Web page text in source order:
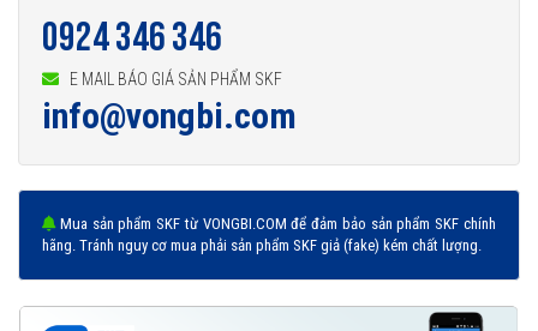
Đại lý ủy quyền SKF chính hãng - SKF Authorized Distributor
Hotline hỗ trợ 24/7
0921 345 345 096 123 8558
0924 346 346
E MAIL BÁO GIÁ SẢN PHẨM SKF
info@vongbi.com
Mua sản phẩm SKF từ VONGBI.COM để đảm bảo sản phẩm SKF chính
hãng. Tránh nguy cơ mua phải sản phẩm SKF giả (fake) kém chất lượng.